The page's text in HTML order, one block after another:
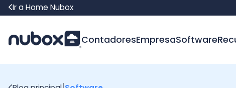
Ir a Home Nubox
ContadoresEmpresaSoftwareRecursos